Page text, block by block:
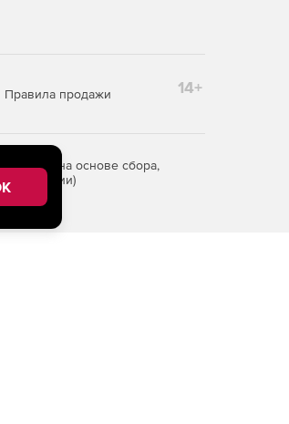
Правила продажи 14+
на основе сбора,
Федерации)